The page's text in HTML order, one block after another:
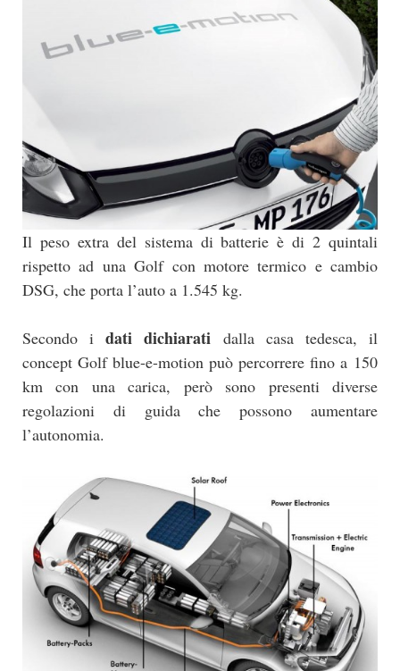
Il peso extra del sistema di batterie è di 2 quintali
rispetto ad una Golf con motore termico e cambio
DSG, che porta l’auto a 1.545 kg.
Secondo idati dichiarati dalla casa tedesca, il
concept Golf blue-e-motion può percorrere fino a 150
km con una carica, però sono presenti diverse
regolazioni di guida che possono aumentare
l’autonomia.